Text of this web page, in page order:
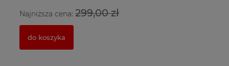
Najniższa cena: 299,00 zł
do koszyka